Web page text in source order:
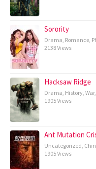
Sorority
Drama, Romance,
2138 Views
Hacksaw Ridge
Drama, History, War,
1905 Views
Ant Mutation
Uncategorized,
1905 Views